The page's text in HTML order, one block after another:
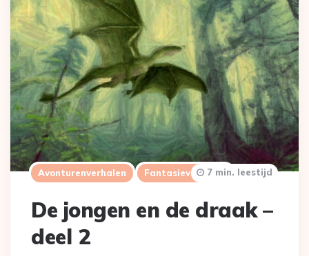
Avonturenverhalen Fantasieverhalen
De jongen en de draak –
deel 2
7 min. leestijd